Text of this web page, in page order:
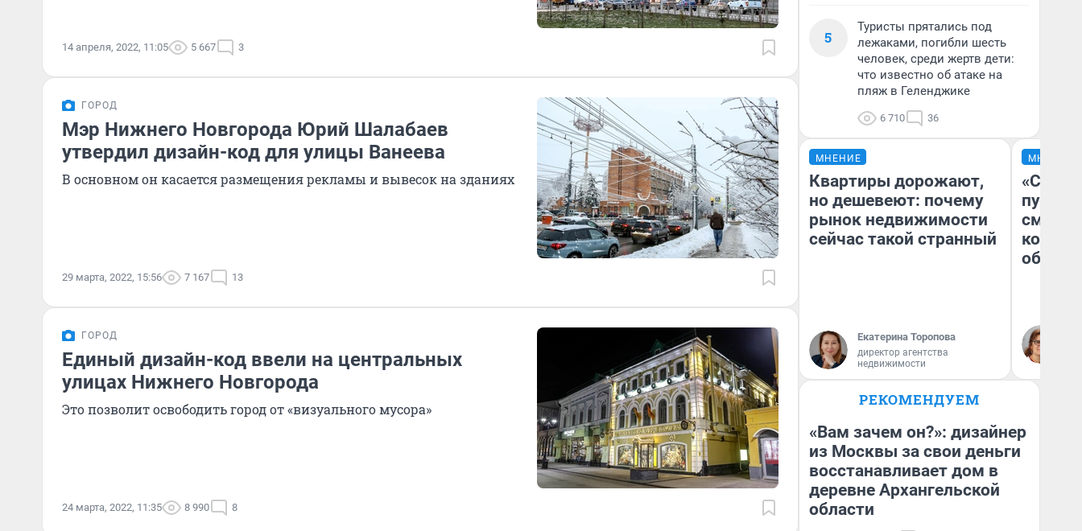
14 апреля, 2022, 11:05 5 667 3
ГОРОД
Мэр Нижнего Новгорода Юрий Шалабаев
утвердил дизайн-код для улицы Ванеева
В основном он касается размещения рекламы и вывесок на зданиях
29 марта, 2022, 15:56 7 167 13
ГОРОД
Единый дизайн-код ввели на центральных
улицах Нижнего Новгорода
Это позволит освободить город от «визуального мусора»
24 марта, 2022, 11:35 8 990 8
5
Туристы прятались под
лежаками, погибли шесть
человек, среди жертв дети:
что известно об атаке на
пляж в Геленджике
6 710 36
МНЕНИЕ
Квартиры дорожают,
но дешевеют: почему
рынок недвижимости
сейчас такой странный
Екатерина Торопова
директор агентства
недвижимости
МНЕНИЕ
РЕКОМЕНДУЕМ
«Вам зачем он?»: дизайнер
из Москвы за свои деньги
восстанавливает дом в
деревне Архангельской
области